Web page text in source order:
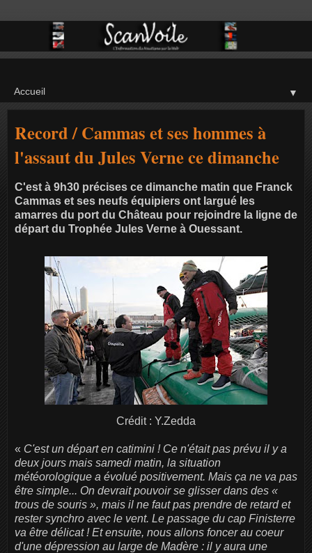
▼
Record / Cammas et ses hommes à
l'assaut du Jules Verne ce dimanche
C'est à 9h30 précises ce dimanche matin que Franck
Cammas et ses neufs équipiers ont largué les
amarres du port du Château pour rejoindre la ligne de
départ du Trophée Jules Verne à Ouessant.
Crédit : Y.Zedda
« C'est un départ en catimini ! Ce n'était pas prévu il y a
deux jours mais samedi matin, la situation
météorologique a évolué positivement. Mais ça ne va pas
être simple... On devrait pouvoir se glisser dans des «
trous de souris », mais il ne faut pas prendre de retard et
rester synchro avec le vent. Le passage du cap Finisterre
va être délicat ! Et ensuite, nous allons foncer au coeur
d'une dépression au large de Madère : il y aura une